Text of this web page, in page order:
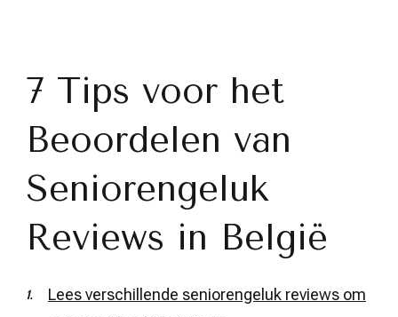
7 Tips voor het
Beoordelen van
Seniorengeluk
Reviews in België
Lees verschillende seniorengeluk reviews om